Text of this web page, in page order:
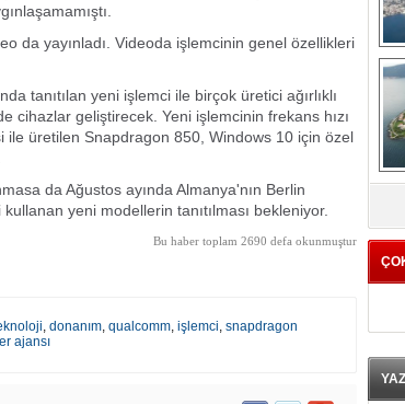
da yayınladı. Videoda işlemcinin genel özellikleri
tanıtılan yeni işlemci ile birçok üretici ağırlıklı
geliştirecek. Yeni işlemcinin frekans hızı
ile üretilen Snapdragon 850, Windows 10 için özel
da Ağustos ayında Almanya'nın Berlin
yeni modellerin tanıtılması bekleniyor.
Bu haber toplam 2690 defa okunmuştur
, donanım, qualcomm, işlemci, snapdragon
ajansı